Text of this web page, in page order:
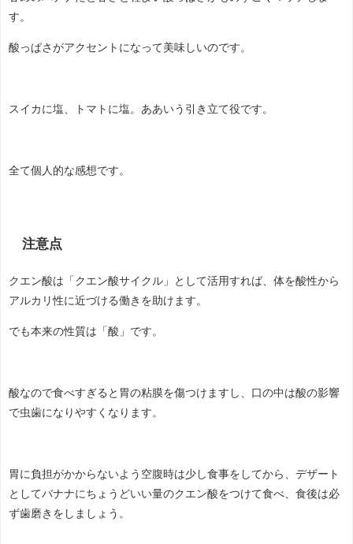
す。
酸っぱさがアクセントになって美味しいのです。
スイカに塩、トマトに塩。ああいう引き立て役です。
全て個人的な感想です。
注意点
クエン酸は「クエン酸サイクル」として活用すれば、体を酸性から
アルカリ性に近づける働きを助けます。
でも本来の性質は「酸」です。
酸なので食べすぎると胃の粘膜を傷つけますし、口の中は酸の影響
で虫歯になりやすくなります。
胃に負担がかからないよう空腹時は少し食事をしてから、デザート
としてバナナにちょうどいい量のクエン酸をつけて食べ、食後は必
ず歯磨きをしましょう。